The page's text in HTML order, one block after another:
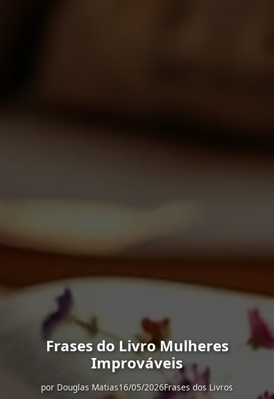
Frases do Livro Mulheres
Improváveis
por Douglas Matias16/05/2026Frases dos Livros